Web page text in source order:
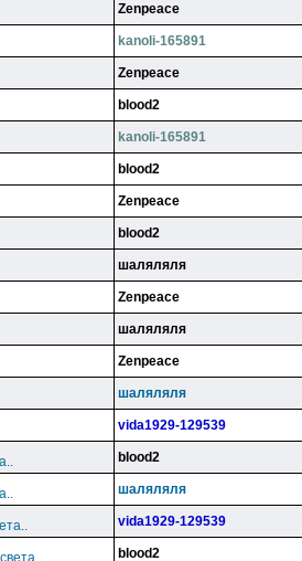
Zenpeace
kanoli-165891
Zenpeace
blood2
kanoli-165891
blood2
Zenpeace
blood2
шаляляля
Zenpeace
шаляляля
Zenpeace
шаляляля
vida1929-129539
blood2
шаляляля
vida1929-129539
blood2